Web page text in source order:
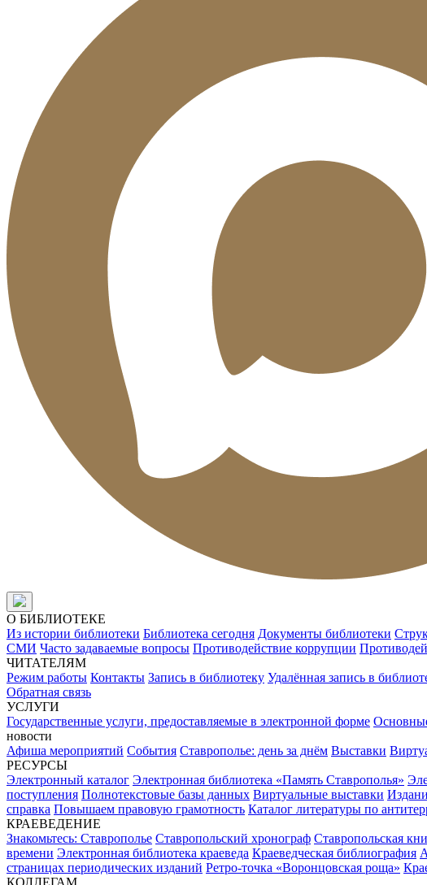
О БИБЛИОТЕКЕ
Из истории библиотеки Библиотека сегодня Документы библиотеки
СМИ Часто задаваемые вопросы Противодействие коррупции
ЧИТАТЕЛЯМ
Режим работы Контакты Запись в библиотеку Удалённая запись в
Обратная связь
УСЛУГИ
Государственные услуги, предоставляемые в электронной форме
новости
Афиша мероприятий События Ставрополье: день за днём Выставки
РЕСУРСЫ
Электронный каталог Электронная библиотека «Память Ставрополья»
поступления Полнотекстовые базы данных Виртуальные выставки
справка Повышаем правовую грамотность Каталог литературы по
КРАЕВЕДЕНИЕ
Знакомьтесь: Ставрополье Ставропольский хронограф Ставропольская
времени Электронная библиотека краеведа Краеведческая библиография
страницах периодических изданий Ретро-точка «Воронцовская роща»
КОЛЛЕГАМ